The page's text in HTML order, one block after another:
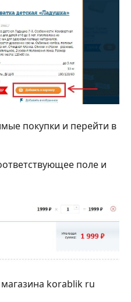
покупки и перейти в
поле и
korablik ru